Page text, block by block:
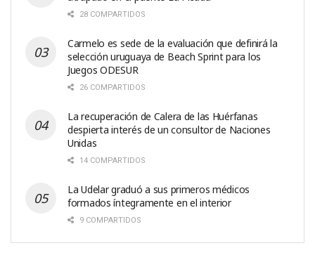
28 COMPARTIDOS
Carmelo es sede de la evaluación que definirá la
selección uruguaya de Beach Sprint para los
Juegos ODESUR
26 COMPARTIDOS
La recuperación de Calera de las Huérfanas
despierta interés de un consultor de Naciones
Unidas
14 COMPARTIDOS
La Udelar graduó a sus primeros médicos
formados íntegramente en el interior
9 COMPARTIDOS